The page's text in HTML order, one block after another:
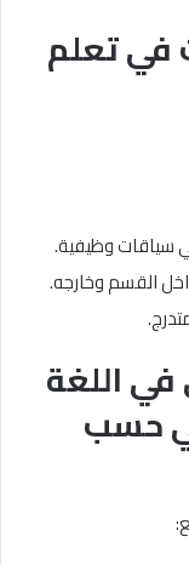
في تعلم
سياقات وظيفية.
القسم وخارجه.
اللغة
حسب